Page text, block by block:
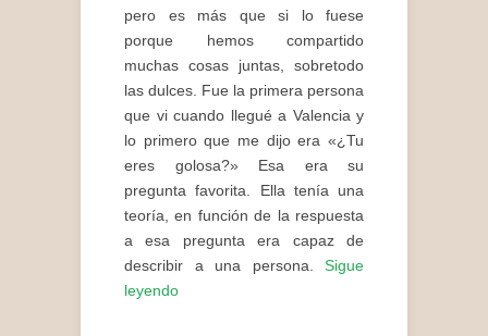
pero es más que si lo fuese
porque hemos compartido
muchas cosas juntas, sobretodo
las dulces. Fue la primera persona
que vi cuando llegué a Valencia y
lo primero que me dijo era «¿Tu
eres golosa?» Esa era su
pregunta favorita. Ella tenía una
teoría, en función de la respuesta
a esa pregunta era capaz de
describir a una persona. Sigue
leyendo